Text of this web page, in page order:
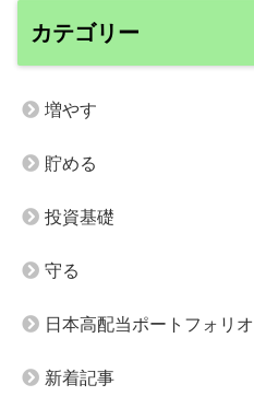
カテゴリー
増やす
貯める
投資基礎
守る
日本高配当ポートフォリオ
新着記事